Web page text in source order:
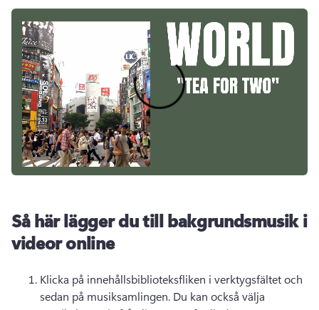
Så här lägger du till bakgrundsmusik i
videor online
Klicka på innehållsbiblioteksfliken i verktygsfältet och
sedan på musiksamlingen. Du kan också välja